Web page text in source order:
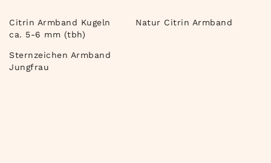
Citrin Armband Kugeln
ca. 5-6 mm (tbh)
Natur Citrin Armband
Sternzeichen Armband
Jungfrau